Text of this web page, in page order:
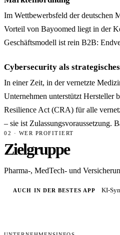
Im Wettbewerbsfeld der deutschen
Vorteil von Bayoomed liegt in der
Geschäftsmodell ist rein B2B:
Cybersecurity als
In einer Zeit, in der vernetzte
Unternehmen unterstützt Hersteller
Resilience Act (CRA) für alle
– sie ist Zulassungsvoraussetzung.
02 · WER PROFITIERT
Zielgruppe
Pharma-, MedTech- und
AUCH IN DER BESTES APP KI-